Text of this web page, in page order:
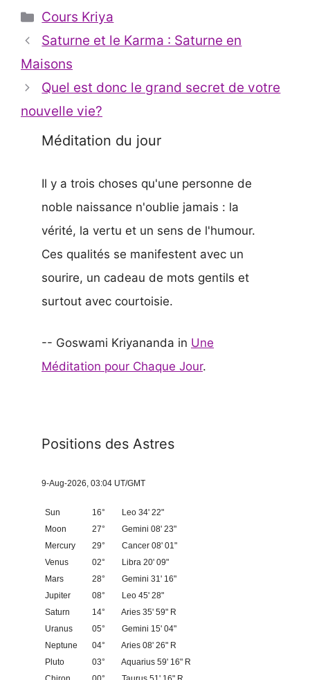
Catégories
Cours Kriya
Saturne et le Karma : Saturne en
Maisons
Quel est donc le grand secret de votre
nouvelle vie?
Méditation du jour
Il y a trois choses qu'une personne de
noble naissance n'oublie jamais : la
vérité, la vertu et un sens de l'humour.
Ces qualités se manifestent avec un
sourire, un cadeau de mots gentils et
surtout avec courtoisie.
-- Goswami Kriyananda in Une
Méditation pour Chaque Jour.
Positions des Astres
9-Aug-2026, 03:04 UT/GMT
Sun 16°
Leo 34' 22"
Moon
27°
Gemini 08' 23"
Mercury
29°
Cancer 08' 01"
Venus
02°
Libra 20' 09"
Mars
28°
Gemini 31' 16"
Jupiter
08°
Leo 45' 28"
Saturn
14°
Aries 35' 59" R
Uranus
05°
Gemini 15' 04"
Neptune
04°
Aries 08' 26" R
Pluto
03°
Aquarius 59' 16" R